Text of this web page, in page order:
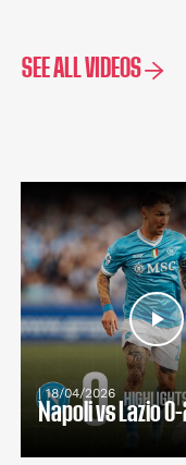
SEE ALL VIDEOS
| 18/04/2026
Napoli vs Lazio